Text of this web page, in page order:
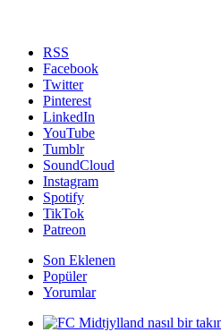
RSS
Facebook
Twitter
Pinterest
LinkedIn
YouTube
Tumblr
SoundCloud
Instagram
Spotify
TikTok
Patreon
Son Eklenen
Popüler
Yorumlar